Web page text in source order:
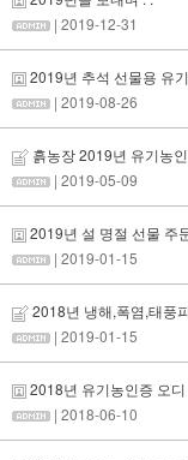
| 2019-12-31
2019년 추석 선물용 유
| 2019-08-26
흙농장 2019년 유기농인증
| 2019-05-09
2019년 설 명절 선물 주
| 2019-01-15
2018년 냉해,폭염,태풍
| 2019-01-15
2018년 유기농인증 오
| 2018-06-10